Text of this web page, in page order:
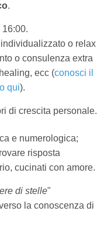
.
16:00.
o relax
o consulenza extra
ecc (conosci il
qui).
di crescita personale.
e numerologica;
risposta
cucinati con amore.
di stelle"
la conoscenza di